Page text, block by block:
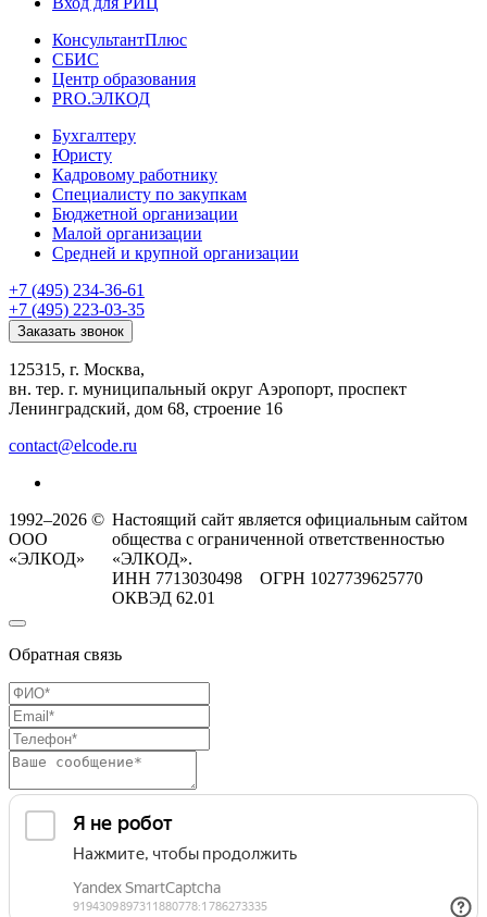
КонсультантПлюс
СБИС
Центр образования
PRO.ЭЛКОД
Бухгалтеру
Юристу
Кадровому работнику
Специалисту по закупкам
Бюджетной организации
Малой организации
Средней и крупной организации
+7 (495) 234-36-61
+7 (495) 223-03-35
Заказать звонок
125315, г. Москва,
вн. тер. г. муниципальный округ Аэропорт, проспект
Ленинградский, дом 68, строение 16
contact@elcode.ru
1992–2026 ©
ООО
«ЭЛКОД»
Настоящий сайт является официальным сайтом
общества с ограниченной ответственностью
«ЭЛКОД».
ИНН 7713030498 ОГРН 1027739625770
ОКВЭД 62.01
Обратная связь